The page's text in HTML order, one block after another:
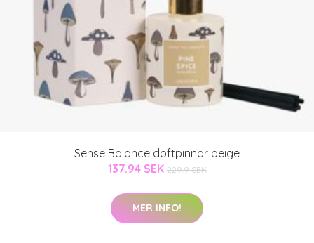
Sense Balance doftpinnar beige
137.94 SEK 229.9 SEK
MER INFO!